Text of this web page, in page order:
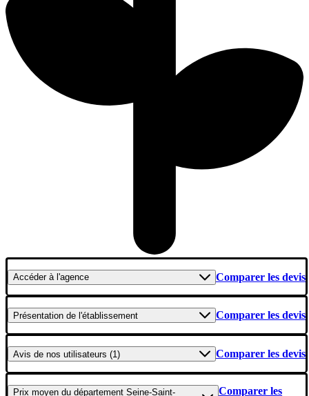
Accéderà l'agence Comparer les devis
Présentation de l'établissement Comparer les devis
Avis de nos utilisateurs (1) Comparer les devis
Prix moyen du département Seine-Saint-
Comparer les